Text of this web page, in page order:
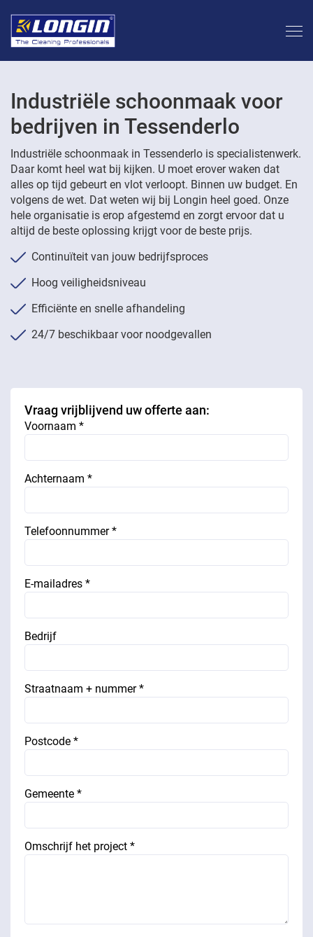
Industriële schoonmaak voor
bedrijven in Tessenderlo
Industriële schoonmaak in Tessenderlo is specialistenwerk.
Daar komt heel wat bij kijken. U moet erover waken dat
alles op tijd gebeurt en vlot verloopt. Binnen uw budget. En
volgens de wet. Dat weten wij bij Longin heel goed. Onze
hele organisatie is erop afgestemd en zorgt ervoor dat u
altijd de beste oplossing krijgt voor de beste prijs.
Continuïteit van jouw bedrijfsproces
Hoog veiligheidsniveau
Efficiënte en snelle afhandeling
24/7 beschikbaar voor noodgevallen
Vraag vrijblijvend uw offerte aan:
Voornaam *
Achternaam *
Telefoonnummer *
E-mailadres *
Bedrijf
Straatnaam + nummer *
Postcode *
Gemeente *
Omschrijf het project *